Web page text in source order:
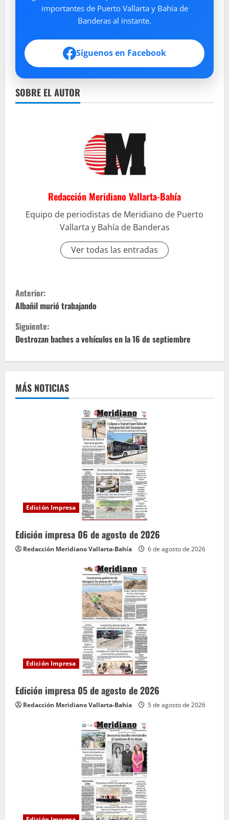
importantes de Puerto Vallarta y Bahía de
Banderas al instante.
Síguenos en Facebook
SOBRE EL AUTOR
Redacción Meridiano Vallarta-Bahía
Equipo de periodistas de Meridiano de Puerto
Vallarta y Bahía de Banderas
Ver todas las entradas
S
i
g
l
o
Anterior:
Albañil murió trabajando
Siguiente:
Destrozan baches a vehículos en la 16 de septiembre
MÁS NOTICIAS
Edición Impresa
Edición impresa 06 de agosto de 2026
Redacción Meridiano Vallarta-Bahía 6 de agosto de 2026
Edición Impresa
Edición impresa 05 de agosto de 2026
Redacción Meridiano Vallarta-Bahía 5 de agosto de 2026